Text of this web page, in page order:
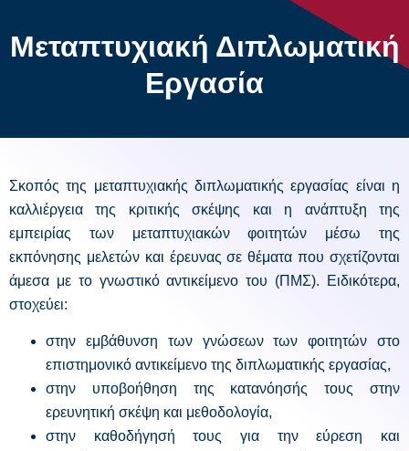
Μεταπτυχιακή Διπλωματική
Εργασία
Σκοπός της μεταπτυχιακής διπλωματικής εργασίας είναι η
καλλιέργεια της κριτικής σκέψης και η ανάπτυξη της
εμπειρίας των μεταπτυχιακών φοιτητών μέσω της
εκπόνησης μελετών και έρευνας σε θέματα που σχετίζονται
άμεσα με το γνωστικό αντικείμενο του (ΠΜΣ). Ειδικότερα,
στοχεύει:
στην εμβάθυνση των γνώσεων των φοιτητών στο
επιστημονικό αντικείμενο της διπλωματικής εργασίας,
στην υποβοήθηση της κατανόησής τους στην
ερευνητική σκέψη και μεθοδολογία,
στην καθοδήγησή τους για την εύρεση και